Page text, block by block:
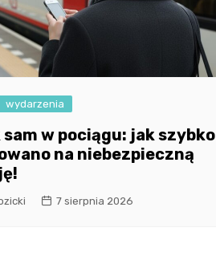
wydarzenia
w pociągu: jak szybko
na niebezpieczną
7 sierpnia 2026